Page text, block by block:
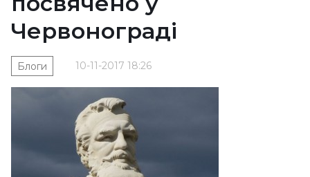
Червонограді
10-11-2017 18:26
Блоги